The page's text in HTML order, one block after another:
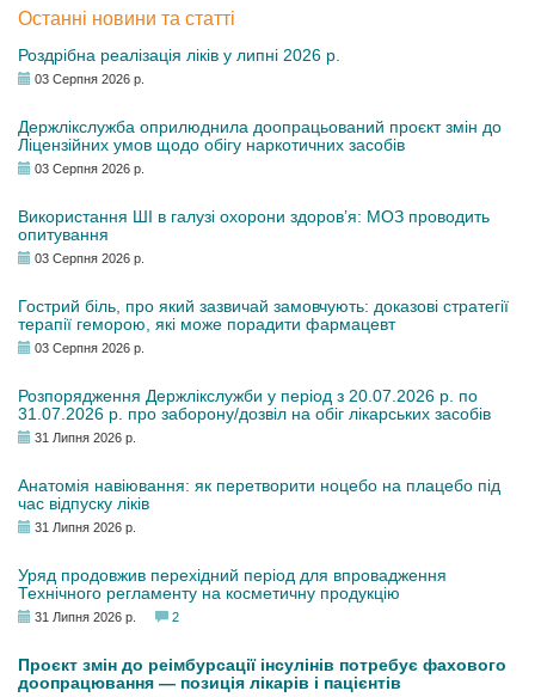
Останні новини та статті
Роздрібна реалізація ліків у липні 2026 р.
03 Серпня 2026 р.
Держлікслужба оприлюднила доопрацьований проєкт змін до
Ліцензійних умов щодо обігу наркотичних засобів
03 Серпня 2026 р.
Використання ШІ в галузі охорони здоров’я: МОЗ проводить
опитування
03 Серпня 2026 р.
Гострий біль, про який зазвичай замовчують: доказові стратегії
терапії геморою, які може порадити фармацевт
03 Серпня 2026 р.
Розпорядження Держлікслужби у період з 20.07.2026 р. по
31.07.2026 р. про заборону/дозвіл на обіг лікарських засобів
31 Липня 2026 р.
Анатомія навіювання: як перетворити ноцебо на плацебо під
час відпуску ліків
31 Липня 2026 р.
Уряд продовжив перехідний період для впровадження
Технічного регламенту на косметичну продукцію
31 Липня 2026 р. 2
Проєкт змін до реімбурсації інсулінів потребує фахового
доопрацювання — позиція лікарів і пацієнтів